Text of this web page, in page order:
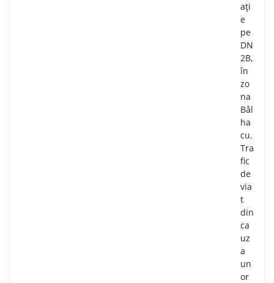
ați
e
pe
DN
2B,
în
zo
na
Bâl
ha
cu.
Tra
fic
de
via
t
din
ca
uz
a
un
or